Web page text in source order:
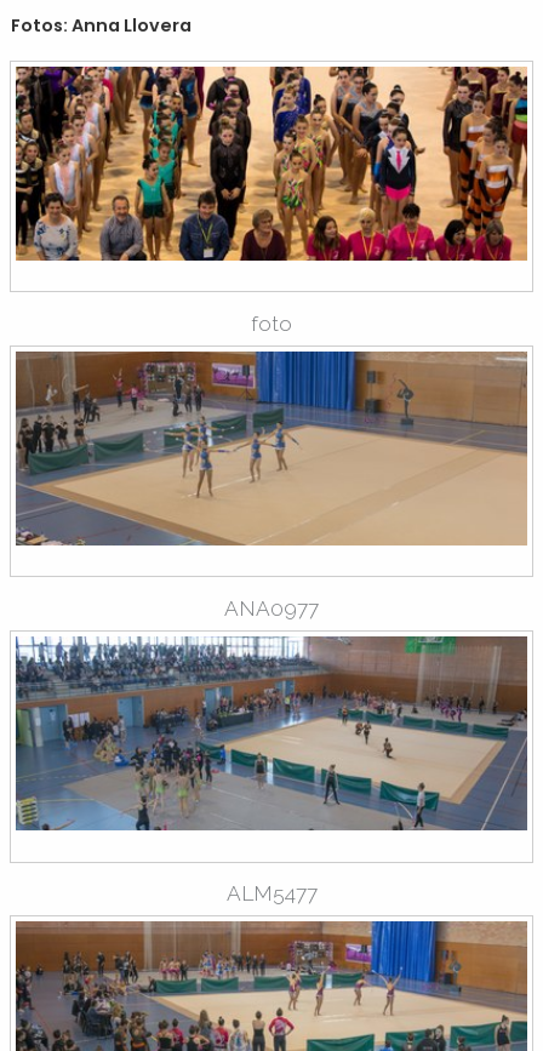
Fotos: Anna Llovera
foto
ANA0977
ALM5477